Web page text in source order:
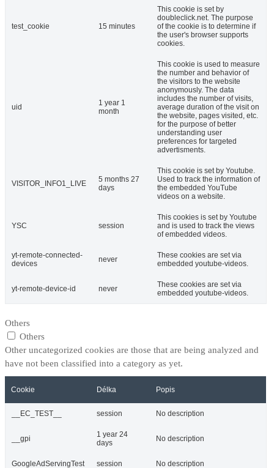
test_cookie 15 minutes
This cookie is set by
doubleclick.net. The purpose
of the cookie is to determine if
the user's browser supports
cookies.
uid
1 year 1
month
This cookie is used to measure
the number and behavior of
the visitors to the website
anonymously. The data
includes the number of visits,
average duration of the visit on
the website, pages visited, etc.
for the purpose of better
understanding user
preferences for targeted
advertisments.
VISITOR_INFO1_LIVE
5 months 27
days
This cookie is set by Youtube.
Used to track the information of
the embedded YouTube
videos on a website.
YSC session
This cookies is set by Youtube
and is used to track the views
of embedded videos.
yt-remote-connected-
devices
never
These cookies are set via
embedded youtube-videos.
yt-remote-device-id never
These cookies are set via
embedded youtube-videos.
Others
Others
Other uncategorized cookies are those that are being analyzed and
have not been classified into a category as yet.
Cookie Délka Popis
__EC_TEST__ session No description
__gpi
1 year 24
days
No description
GoogleAdServingTest session No description